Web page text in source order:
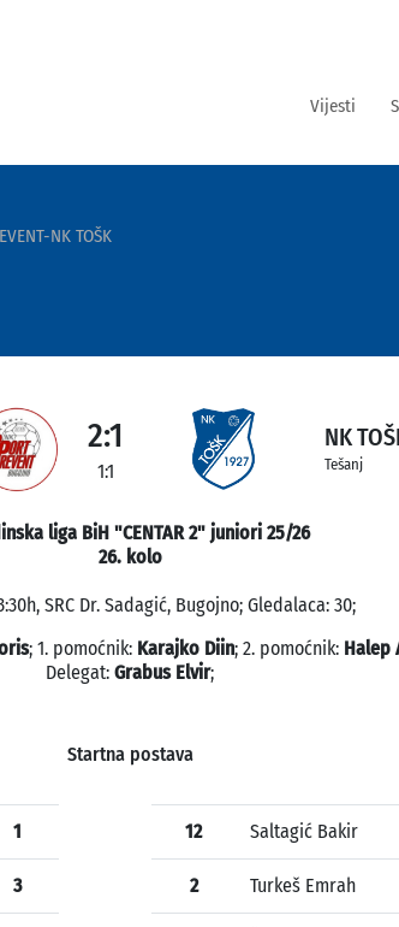
Vijesti
NK TOŠK
2:1
1:1
NK
Tešanj
liga BiH "CENTAR 2" juniori 25/26
26. kolo
SRC Dr. Sadagić, Bugojno; Gledalaca: 30;
; 1. pomoćnik: Karajko Diin; 2. pomoćnik: Halep
Delegat: Grabus Elvir;
Startna postava
1
3
12 Saltagić Bakir
2 Turkeš Emrah